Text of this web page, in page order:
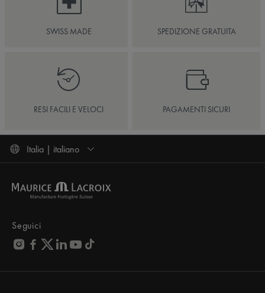
SWISS MADE SPEDIZIONE GRATUITA
RESI FACILI E VELOCI PAGAMENTI SICURI
Italia | italiano
Seguici